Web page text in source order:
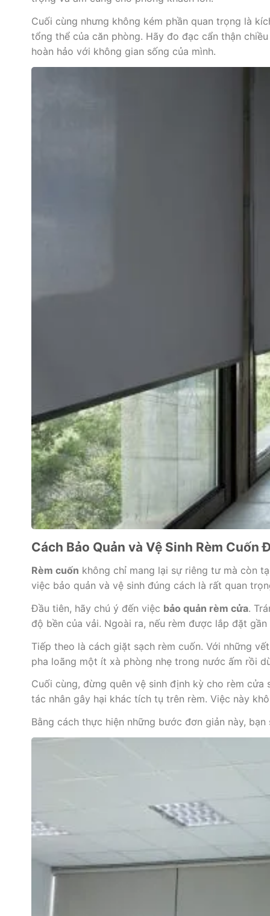
Cuối cùng nhưng không kém phần quan trọng là
tổng thể của căn phòng. Hãy đo đạc cẩn thận
hoàn hảo với không gian sống của mình.
Cách Bảo Quản và Vệ Sinh Rèm Cuốn
Rèm cuốn không chỉ mang lại sự riêng tư mà còn
việc bảo quản và vệ sinh đúng cách là rất quan
Đầu tiên, hãy chú ý đến việc bảo quản rèm cửa.
độ bền của vải. Ngoài ra, nếu rèm được lắp đặt
Tiếp theo là cách giặt sạch rèm cuốn. Với những
pha loãng một ít xà phòng nhẹ trong nước ấm rồi
Cuối cùng, đừng quên vệ sinh định kỳ cho rèm
tác nhân gây hại khác tích tụ trên rèm. Việc này
Bằng cách thực hiện những bước đơn giản này,